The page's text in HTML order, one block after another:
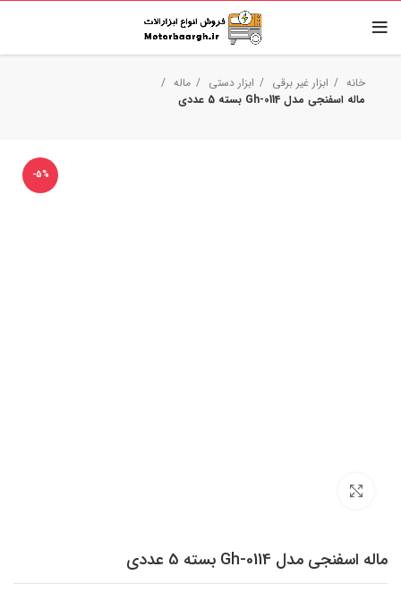
خانه ابزار غیر برقی ابزار دستی
ماله
ماله اسفنجی مدل Gh-0114 بسته 5 عددی
-5%
ماله اسفنجی مدل Gh-0114 بسته 5 عددی